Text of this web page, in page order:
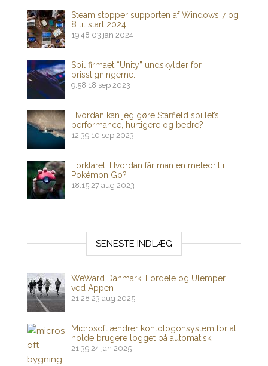
Steam stopper supporten af ​​Windows 7 og
8 til start 2024
19:48 03 jan 2024
Spil firmaet “Unity” undskylder for
prisstigningerne.
9:58 18 sep 2023
Hvordan kan jeg gøre Starfield spillet’s
performance, hurtigere og bedre?
12:39 10 sep 2023
Forklaret: Hvordan får man en meteorit i
Pokémon Go?
18:15 27 aug 2023
SENESTE INDLÆG
WeWard Danmark: Fordele og Ulemper
ved Appen
21:28 23 aug 2025
Microsoft ændrer kontologonsystem for at
holde brugere logget på automatisk
21:39 24 jan 2025